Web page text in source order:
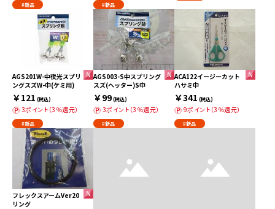
#新品 #新品
AGS201W-中夜光スプリ
ングスズW-中(ケミ用)
￥121 (税込)
3ポイント（3％還元）
#新品
AGS003-S中スプリング
スズ(ヘッター)S中
￥99(税込)
3ポイント（3％還元）
#新品
ACA122イージーカット
ハサミ中
￥341 (税込)
9ポイント（3％還元）
#新品
フレックスアームVer20
リング